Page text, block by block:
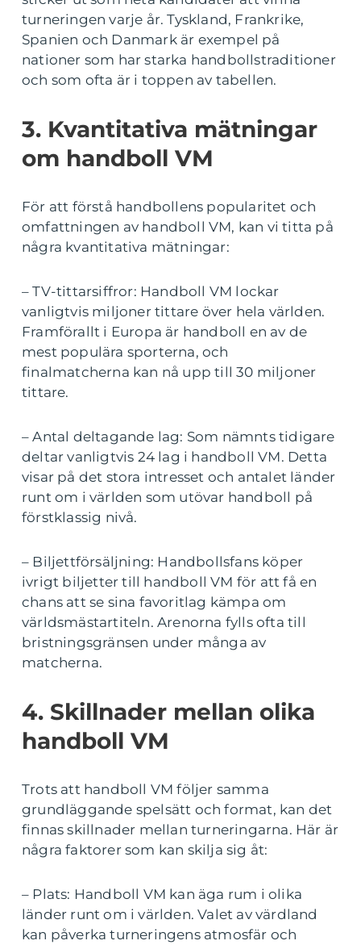
turneringen varje år. Tyskland, Frankrike,
Spanien och Danmark är exempel på
nationer som har starka handbollstraditioner
och som ofta är i toppen av tabellen.
3. Kvantitativa mätningar
om handboll VM
För att förstå handbollens popularitet och
omfattningen av handboll VM, kan vi titta på
några kvantitativa mätningar:
– TV-tittarsiffror: Handboll VM lockar
vanligtvis miljoner tittare över hela världen.
Framförallt i Europa är handboll en av de
mest populära sporterna, och
finalmatcherna kan nå upp till 30 miljoner
tittare.
– Antal deltagande lag: Som nämnts tidigare
deltar vanligtvis 24 lag i handboll VM. Detta
visar på det stora intresset och antalet länder
runt om i världen som utövar handboll på
förstklassig nivå.
– Biljettförsäljning: Handbollsfans köper
ivrigt biljetter till handboll VM för att få en
chans att se sina favoritlag kämpa om
världsmästartiteln. Arenorna fylls ofta till
bristningsgränsen under många av
matcherna.
4. Skillnader mellan olika
handboll VM
Trots att handboll VM följer samma
grundläggande spelsätt och format, kan det
finnas skillnader mellan turneringarna. Här är
några faktorer som kan skilja sig åt:
– Plats: Handboll VM kan äga rum i olika
länder runt om i världen. Valet av värdland
kan påverka turneringens atmosfär och